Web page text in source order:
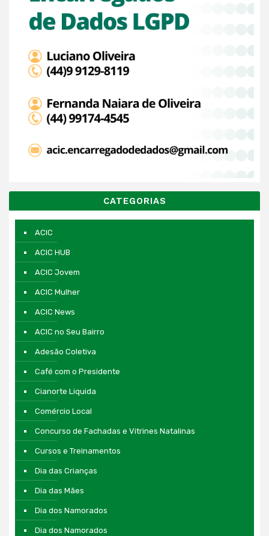
CATEGORIAS
ACIC
ACIC HUB
ACIC Jovem
ACIC Mulher
ACIC News
ACIC no Seu Bairro
Adesão Coletiva
Café com o Presidente
Cianorte Liquida
Comércio Local
Concurso de Fachadas e Vitrines Natalinas
Cursos e Treinamentos
Dia das Crianças
Dia das Mães
Dia dos Namorados
Dia dos Namorados